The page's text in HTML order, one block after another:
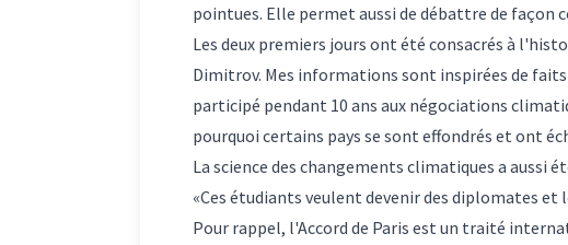
pointues. Elle permet aussi de débattre de façon
Les deux premiers jours ont été consacrés à
Dimitrov. Mes informations sont inspirées de
participé pendant 10 ans aux négociations
pourquoi certains pays se sont effondrés et ont
La science des changements climatiques a aussi
«Ces étudiants veulent devenir des diplomates
Pour rappel, l'Accord de Paris est un traité